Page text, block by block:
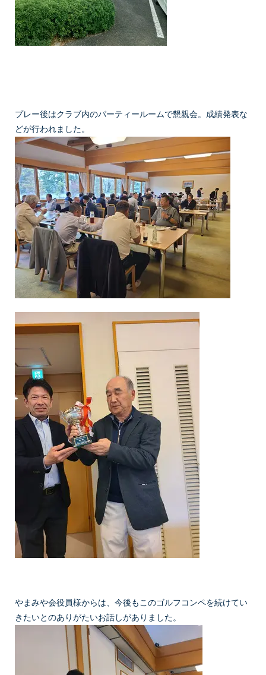
プレー後はクラブ内のパーティールームで懇親会。成績発表な
どが行われました。
やまみや会役員様からは、今後もこのゴルフコンペを続けてい
きたいとのありがたいお話しがありました。